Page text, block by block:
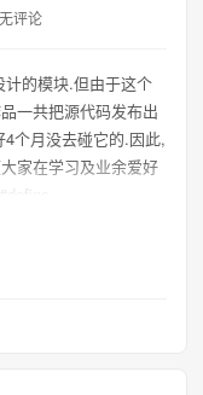
评论
计的模块.但由于这个
一共把源代码发布出
个月没去碰它的.因此,
家在学习及业余爱好